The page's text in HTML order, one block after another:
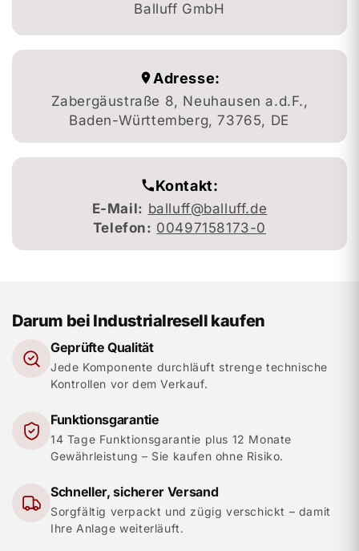
Balluff GmbH
Adresse:
Zabergäustraße 8, Neuhausen a.d.F.,
Baden-Württemberg, 73765, DE
Kontakt:
E-Mail: balluff@balluff.de
Telefon: 00497158173-0
Darum bei Industrialresell kaufen
Geprüfte Qualität
Jede Komponente durchläuft strenge technische
Kontrollen vor dem Verkauf.
Funktionsgarantie
14 Tage Funktionsgarantie plus 12 Monate
Gewährleistung – Sie kaufen ohne Risiko.
Schneller, sicherer Versand
Sorgfältig verpackt und zügig verschickt – damit
Ihre Anlage weiterläuft.